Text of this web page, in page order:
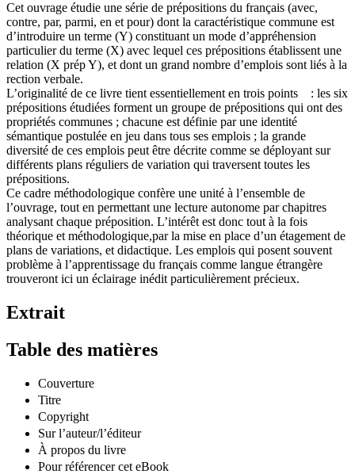
Cet ouvrage étudie une série de prépositions du français (avec,
contre, par, parmi, en et pour) dont la caractéristique commune est
d’introduire un terme (Y) constituant un mode d’appréhension
particulier du terme (X) avec lequel ces prépositions établissent une
relation (X prép Y), et dont un grand nombre d’emplois sont liés à la
rection verbale.
L’originalité de ce livre tient essentiellement en trois points : les six
prépositions étudiées forment un groupe de prépositions qui ont des
propriétés communes ; chacune est définie par une identité
sémantique postulée en jeu dans tous ses emplois ; la grande
diversité de ces emplois peut être décrite comme se déployant sur
différents plans réguliers de variation qui traversent toutes les
prépositions.
Ce cadre méthodologique confère une unité à l’ensemble de
l’ouvrage, tout en permettant une lecture autonome par chapitres
analysant chaque préposition. L’intérêt est donc tout à la fois
théorique et méthodologique,par la mise en place d’un étagement de
plans de variations, et didactique. Les emplois qui posent souvent
problème à l’apprentissage du français comme langue étrangère
trouveront ici un éclairage inédit particulièrement précieux.
Extrait
Table des matières
Couverture
Titre
Copyright
Sur l’auteur/l’éditeur
À propos du livre
Pour référencer cet eBook